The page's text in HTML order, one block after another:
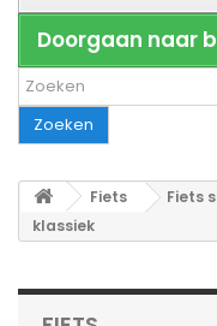
Doorgaan naar
Zoeken
Fiets
Fiets
klassiek